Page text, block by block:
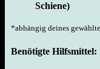
Schiene)
*abhängig deines
Benötigte Hilfsmittel: